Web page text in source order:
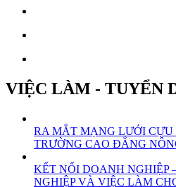
VIỆC LÀM - TUYỂN
RA MẮT MẠNG LƯỚI CỰU
TRƯỜNG CAO ĐẲNG
KẾT NỐI DOANH NGHIỆP
NGHIỆP VÀ VIỆC LÀM